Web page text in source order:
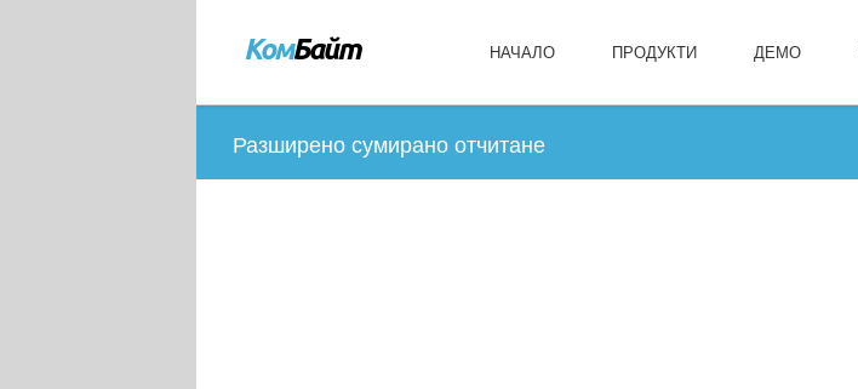
НАЧАЛО ПРОДУКТИ ДЕМО
Разширено сумирано отчитане